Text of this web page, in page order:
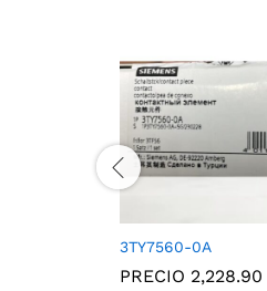
3TY7560-0A
PRECIO 2,228.90